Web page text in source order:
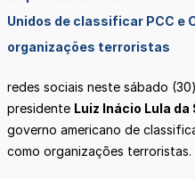
Unidos de classificar PCC e
organizações terroristas
redes sociais neste sábado
presidente Luiz Inácio Lula da
governo americano de
como organizações terroristas.